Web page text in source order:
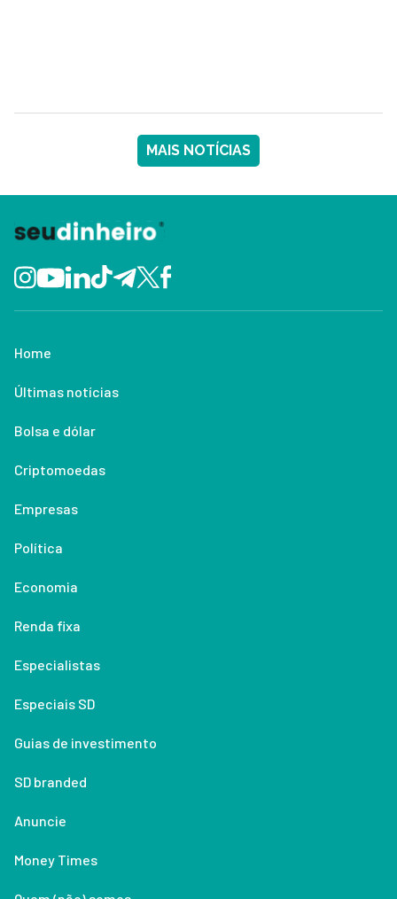
MAIS NOTÍCIAS
Home
Últimas notícias
Bolsa e dólar
Criptomoedas
Empresas
Política
Economia
Renda fixa
Especialistas
Especiais SD
Guias de investimento
SD branded
Anuncie
Money Times